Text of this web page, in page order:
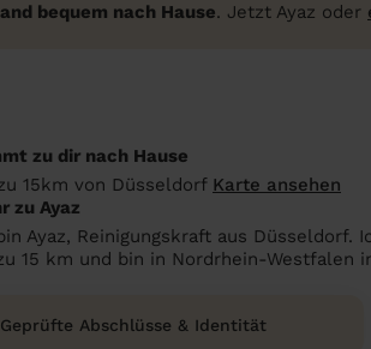
bequem nach Hause. Jetzt Ayaz oder
zu dir nach Hause
15km von Düsseldorf Karte ansehen
zu Ayaz
Ayaz, Reinigungskraft aus Düsseldorf.
15 km und bin in Nordrhein-Westfalen
Geprüfte Abschlüsse & Identität